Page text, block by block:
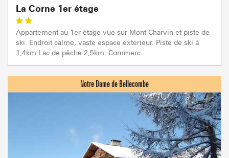
La Corne 1er étage
Appartement au 1er étage vue sur Mont Charvin et piste de
ski. Endroit calme, vaste espace exterieur. Piste de ski à
1,4km.Lac de pêche 2,5km. Commerc...